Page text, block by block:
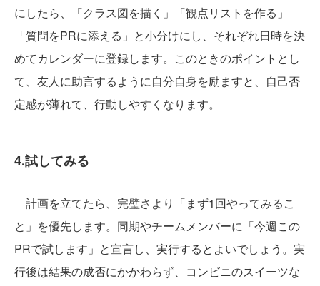
にしたら、「クラス図を描く」「観点リストを作る」
「質問をPRに添える」と小分けにし、それぞれ日時を決
めてカレンダーに登録します。このときのポイントとし
て、友人に助言するように自分自身を励ますと、自己否
定感が薄れて、行動しやすくなります。
4.試してみる
計画を立てたら、完璧さより「まず1回やってみるこ
と」を優先します。同期やチームメンバーに「今週この
PRで試します」と宣言し、実行するとよいでしょう。実
行後は結果の成否にかかわらず、コンビニのスイーツな